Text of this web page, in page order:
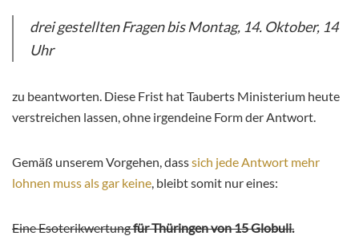
drei gestellten Fragen bis Montag, 14. Oktober, 14
Uhr
zu beantworten. Diese Frist hat Tauberts Ministerium heute
verstreichen lassen, ohne irgendeine Form der Antwort.
Gemäß unserem Vorgehen, dasssich jede Antwort mehr
lohnen muss als gar keine, bleibt somit nur eines:
Eine Esoterikwertungfür Thüringen von 15 Globuli.